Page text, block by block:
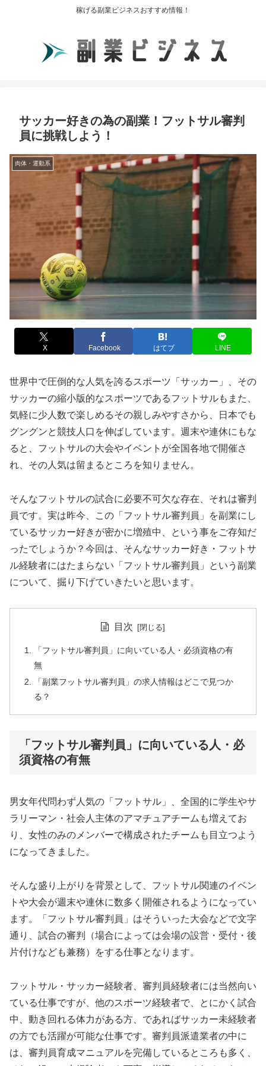
稼げる副業ビジネスおすすめ情報！
サッカー好きの為の副業！フットサル審判
員に挑戦しよう！
肉体・運動系
X Facebook はてブ LINE
世界中で圧倒的な人気を誇るスポーツ「サッカー」、その
サッカーの縮小版的なスポーツであるフットサルもまた、
気軽に少人数で楽しめるその親しみやすさから、日本でも
グングンと競技人口を伸ばしています。週末や連休にもな
ると、フットサルの大会やイベントが全国各地で開催さ
れ、その人気は留まるところを知りません。
そんなフットサルの試合に必要不可欠な存在、それは審判
員です。実は昨今、この「フットサル審判員」を副業にし
ているサッカー好きが密かに増殖中、という事をご存知だ
ったでしょうか？今回は、そんなサッカー好き・フットサ
ル経験者にはたまらない「フットサル審判員」という副業
について、掘り下げていきたいと思います。
目次
「フットサル審判員」に向いている人・必須資格の有
無
「副業フットサル審判員」の求人情報はどこで見つか
る？
「フットサル審判員」に向いている人・必
須資格の有無
男女年代問わず人気の「フットサル」、全国的に学生やサ
ラリーマン・社会人主体のアマチュアチームも増えてお
り、女性のみのメンバーで構成されたチームも目立つよう
になってきました。
そんな盛り上がりを背景として、フットサル関連のイベン
トや大会が週末や連休に数多く開催されるようになってい
ます。「フットサル審判員」はそういった大会などで文字
通り、試合の審判（場合によっては会場の設営・受付・後
片付けなども兼務）をする仕事となります。
フットサル・サッカー経験者、審判員経験者には当然向い
ている仕事ですが、他のスポーツ経験者で、とにかく試合
中、動き回れる体力がある方、であればサッカー未経験者
の方でも活躍が可能な仕事です。審判員派遣業者の中に
は、審判員育成マニュアルを完備しているところも多く、